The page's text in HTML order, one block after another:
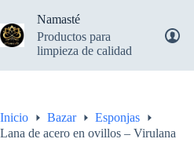
contenido
Namasté
Productos para
limpieza de calidad
Inicio Bazar
Esponjas
Lana de acero en ovillos – Virulana